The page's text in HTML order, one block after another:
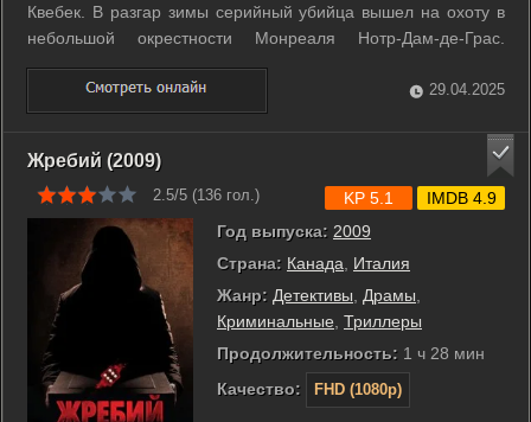
Квебек. В разгар зимы серийный убийца вышел на охоту в
небольшой окрестности Монреаля Нотр-Дам-де-Грас.
Жильцы старого дома должны выяснить, кому они могут
доверять и кто же убийца. ...
29.04.2025
Жребий (2009)
2.5/5 (136 гол.)
Год выпуска: 2009
Страна: Канада
Италия
Жанр: Детективы Драмы
Криминальные Триллеры
Продолжительность: 1 ч 28 мин
Качество:
FHD (1080p)
KP 5.1 IMDB 4.9